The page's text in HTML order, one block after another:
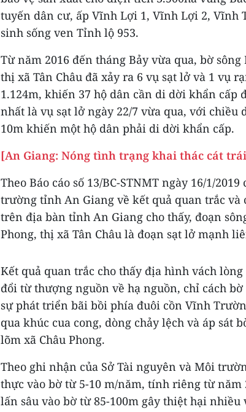
tuyến dân cư, ấp Vĩnh Lợi 1, Vĩnh Lợi 2, Vĩnh
sinh sống ven Tỉnh lộ 953.
Từ năm 2016 đến tháng Bảy vừa qua, bờ sông
thị xã Tân Châu đã xảy ra 6 vụ sạt lở và 1 vụ
1.124m, khiến 37 hộ dân cần di dời khẩn cấp
nhất là vụ sạt lở ngày 22/7 vừa qua, với chiều
10m khiến một hộ dân phải di dời khẩn cấp.
[An Giang: Nóng tình trạng khai thác cát
Theo Báo cáo số 13/BC-STNMT ngày 16/1/
trường tỉnh An Giang về kết quả quan trắc và
trên địa bàn tỉnh An Giang cho thấy, đoạn
Phong, thị xã Tân Châu là đoạn sạt lở mạnh
Kết quả quan trắc cho thấy địa hình vách
đổi từ thượng nguồn về hạ nguồn, chỉ cách
sự phát triển bãi bồi phía đuôi cồn Vĩnh
qua khúc cua cong, dòng chảy lệch và áp sát
lõm xã Châu Phong.
Theo ghi nhận của Sở Tài nguyên và Môi
thực vào bờ từ 5-10 m/năm, tính riêng từ năm
lấn sâu vào bờ từ 85-100m gây thiệt hại nhiều